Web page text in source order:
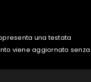
una testata
viene aggiornato senza